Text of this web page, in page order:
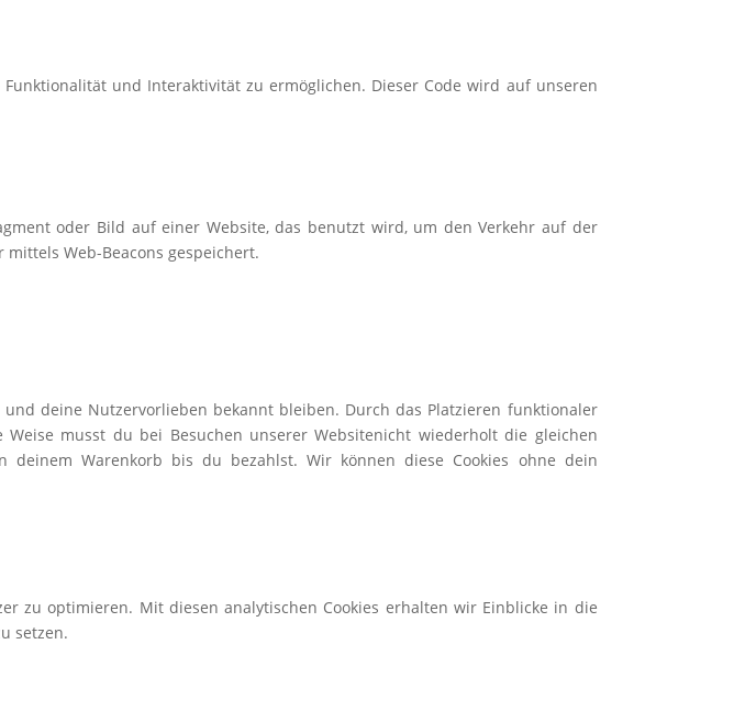
und Interaktivität zu ermöglichen. Dieser Code wird auf unseren
oder Bild aufeiner Website, das benutzt wird, um den Verkehr auf der
Web-Beacons gespeichert.
und deine Nutzervorlieben bekannt bleiben. Durch das Platzieren funktionaler
musst du bei Besuchen unserer Websitenicht wiederholt die gleichen
deinem Warenkorb bis du bezahlst. Wir können diese Cookies ohne dein
zu optimieren. Mit diesen analytischen Cookies erhalten wir Einblicke in die
setzen.